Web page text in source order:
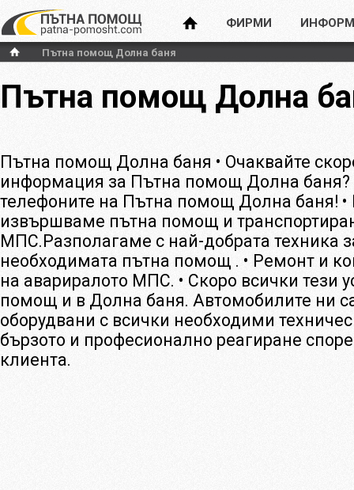
ФИРМИ
Пътна помощ Долна баня
Пътна помощ Долна
Пътна помощ Долна баня • Очаквайте
информация за Пътна помощ Долна баня?
телефоните на Пътна помощ Долна баня!
извършваме пътна помощ и
МПС.Разполагаме с най-добрата техника
необходимата пътна помощ . • Ремонт и
на авариралото МПС. • Скоро всички тези
помощ и в Долна баня. Автомобилите ни
оборудвани с всички необходими
бързото и професионално реагиране
клиента.